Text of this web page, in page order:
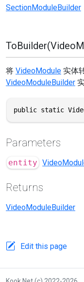
SectionModuleBuilder
将 VideoModule 实体
VideoModuleBuilder
public static
Parameters
entity
Returns
VideoModuleBuilder
Edit this page